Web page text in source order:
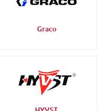
Graco